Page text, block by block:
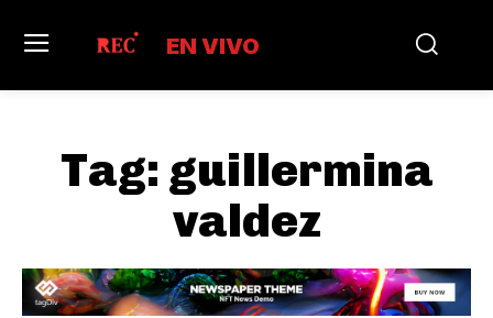
EN VIVO
Tag: guillermina
valdez